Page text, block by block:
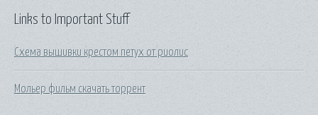
Links to Important Stuff
Схема вышивки крестом петух от риолис
Мольер фильм скачать торрент